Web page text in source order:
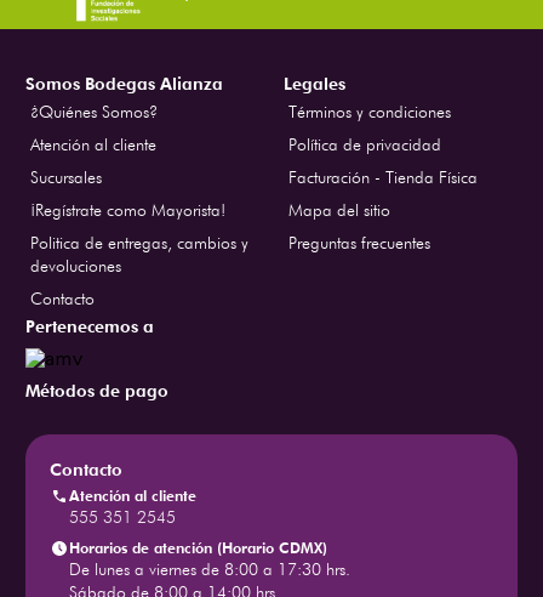
Somos Bodegas Alianza
¿Quiénes Somos?
Atención al cliente
Sucursales
¡Regístrate como Mayorista!
Politica de entregas, cambios y
devoluciones
Contacto
Legales
Términos y condiciones
Política de privacidad
Facturación - Tienda Física
Mapa del sitio
Preguntas frecuentes
Pertenecemos a
Métodos de pago
Contacto
Atención al cliente
555 351 2545
Horarios de atención (Horario CDMX)
De lunes a viernes de 8:00 a 17:30 hrs.
Sábado de 8:00 a 14:00 hrs.